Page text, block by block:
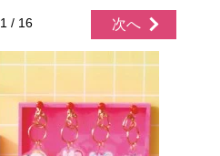
1 / 16 次へ